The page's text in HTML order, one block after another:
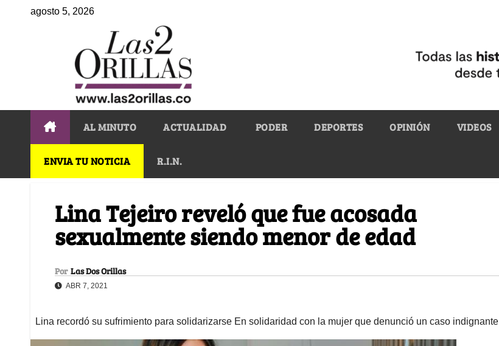
agosto 5, 2026
AL MINUTO ACTUALIDAD PODER DEPORTES OPINIÓN VIDEOS
ENVIA TU NOTICIA R.I.N.
Lina Tejeiro reveló que fue acosada
sexualmente siendo menor de edad
Por Las Dos Orillas
ABR 7, 2021
Lina recordó su sufrimiento para solidarizarse En solidaridad con la mujer que denunció un caso indignante